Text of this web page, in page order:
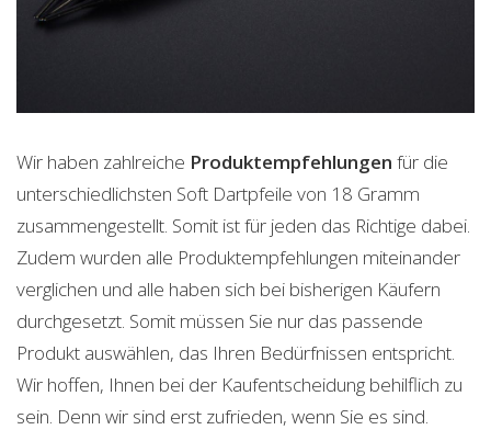
Wir haben zahlreiche Produktempfehlungen für die
unterschiedlichsten Soft Dartpfeile von 18 Gramm
zusammengestellt. Somit ist für jeden das Richtige dabei.
Zudem wurden alle Produktempfehlungen miteinander
verglichen und alle haben sich bei bisherigen Käufern
durchgesetzt. Somit müssen Sie nur das passende
Produkt auswählen, das Ihren Bedürfnissen entspricht.
Wir hoffen, Ihnen bei der Kaufentscheidung behilflich zu
sein. Denn wir sind erst zufrieden, wenn Sie es sind.